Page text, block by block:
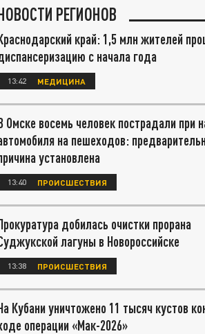
РЕГИОНОВ
край: 1,5 млн жителей
с начала года
13:42 МЕДИЦИНА
Омске восемь человек пострадали при
на пешеходов:
установлена
13:40 ПРОИСШЕСТВИЯ
добилась очистки прорана
лагуны в Новороссийске
13:38 ПРОИСШЕСТВИЯ
Кубани уничтожено 11 тысяч кустов
операции «Мак-2026»